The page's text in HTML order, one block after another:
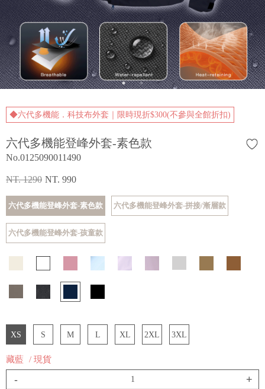
◆六代多機能．科技布外套｜限時現折$300(不參與全館折扣)
六代多機能登峰外套-素色款
No.0125090011490
NT. 1290 NT. 990
六代多機能登峰外套-素色款 六代多機能登峰外套-拼接/漸層款
六代多機能登峰外套-孩童款
XS S M L XL 2XL 3XL
藏藍 / 現貨
- +